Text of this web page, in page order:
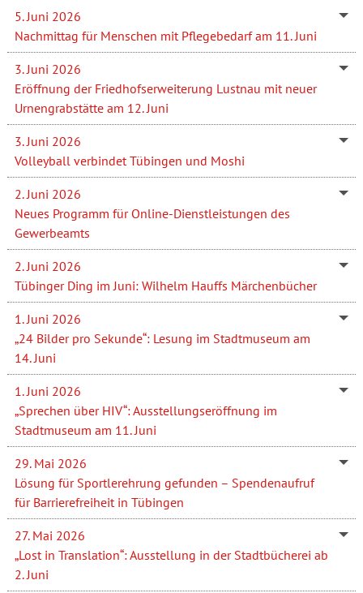
5. Juni 2026
Nachmittag für Menschen mit Pflegebedarf am 11. Juni
3. Juni 2026
Eröffnung der Friedhofserweiterung Lustnau mit neuer
Urnengrabstätte am 12. Juni
3. Juni 2026
Volleyball verbindet Tübingen und Moshi
2. Juni 2026
Neues Programm für Online-Dienstleistungen des
Gewerbeamts
2. Juni 2026
Tübinger Ding im Juni: Wilhelm Hauffs Märchenbücher
1. Juni 2026
„24 Bilder pro Sekunde“: Lesung im Stadtmuseum am
14. Juni
1. Juni 2026
„Sprechen über HIV“: Ausstellungseröffnung im
Stadtmuseum am 11. Juni
29. Mai 2026
Lösung für Sportlerehrung gefunden – Spendenaufruf
für Barrierefreiheit in Tübingen
27. Mai 2026
„Lost in Translation“: Ausstellung in der Stadtbücherei ab
2. Juni